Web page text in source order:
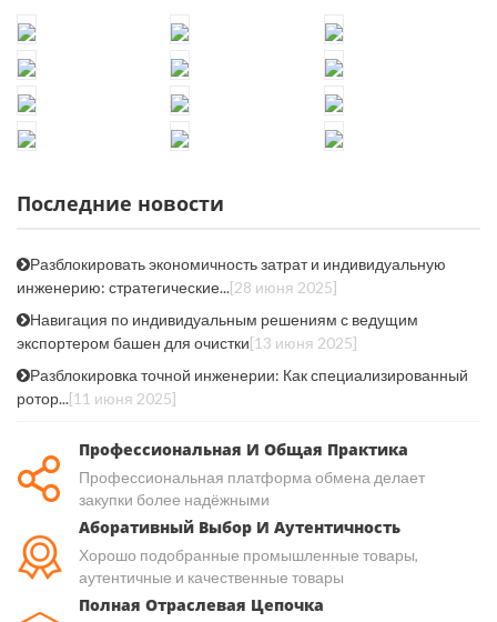
Последние новости
Разблокировать экономичность затрат и индивидуальную
инженерию: стратегические...[28 июня 2025]
Навигация по индивидуальным решениям с ведущим
экспортером башен для очистки[13 июня 2025]
Разблокировка точной инженерии: Как специализированный
ротор...[11 июня 2025]
Профессиональная И Общая Практика
Профессиональная платформа обмена делает
закупки более надёжными
Аборативный Выбор И Аутентичность
Хорошо подобранные промышленные товары,
аутентичные и качественные товары
Полная Отраслевая Цепочка